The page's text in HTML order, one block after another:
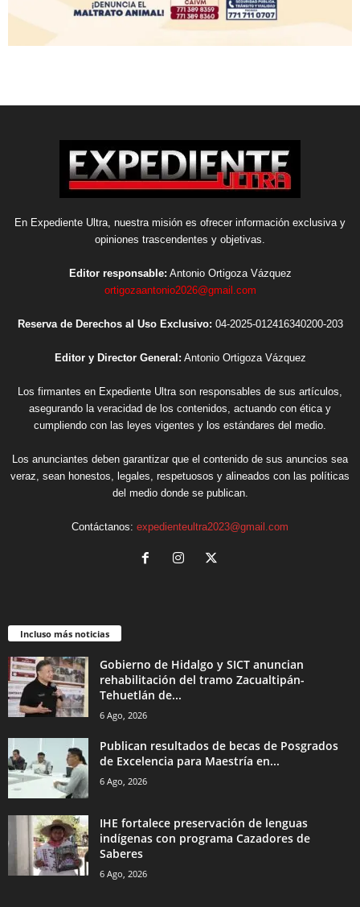
En Expediente Ultra, nuestra misión es ofrecer información exclusiva y
opiniones trascendentes y objetivas.
Editor responsable: Antonio Ortigoza Vázquez
ortigozaantonio2026@gmail.com
Reserva de Derechos al Uso Exclusivo: 04-2025-012416340200-203
Editor y Director General: Antonio Ortigoza Vázquez
Los firmantes en Expediente Ultra son responsables de sus artículos,
asegurando la veracidad de los contenidos, actuando con ética y
cumpliendo con las leyes vigentes y los estándares del medio.
Los anunciantes deben garantizar que el contenido de sus anuncios sea
veraz, sean honestos, legales, respetuosos y alineados con las políticas
del medio donde se publican.
Contáctanos: expedienteultra2023@gmail.com
Incluso más noticias
Gobierno de Hidalgo y SICT anuncian
rehabilitación del tramo Zacualtipán-
Tehuetlán de...
6 Ago, 2026
Publican resultados de becas de Posgrados
de Excelencia para Maestría en...
6 Ago, 2026
IHE fortalece preservación de lenguas
indígenas con programa Cazadores de
Saberes
6 Ago, 2026